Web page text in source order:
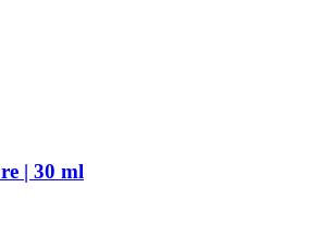
| 30 ml